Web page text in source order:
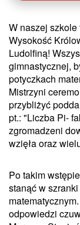
W naszej
Wysokość
Ludolfiną!
gimnastycznej,
potyczkach
Mistrzyni
przybliżyć
pt.: "Liczba Pi-
zgromadzeni
wzięła oraz
Po takim
stanąć w
odpowiedzi